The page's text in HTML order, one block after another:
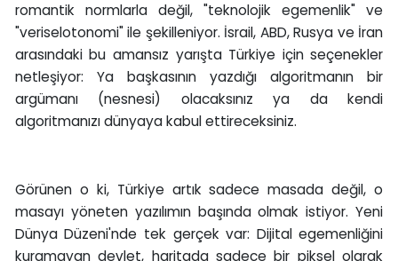
romantik normlarla değil, "teknolojik egemenlik" ve
"veriselotonomi" ile şekilleniyor. İsrail, ABD, Rusya ve İran
arasındaki bu amansız yarışta Türkiye için seçenekler
netleşiyor: Ya başkasının yazdığı algoritmanın bir
argümanı (nesnesi) olacaksınız ya da kendi
algoritmanızı dünyaya kabul ettireceksiniz.
Görünen o ki, Türkiye artık sadece masada değil, o
masayı yöneten yazılımın başında olmak istiyor. Yeni
Dünya Düzeni'nde tek gerçek var: Dijital egemenliğini
kuramayan devlet, haritada sadece bir piksel olarak